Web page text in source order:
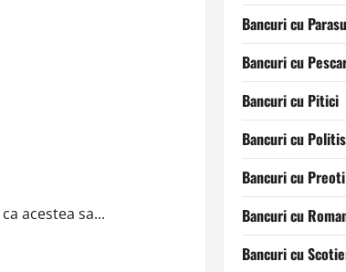
acestea sa...
Bancuri cu
Bancuri cu
Bancuri cu Pitici
Bancuri cu
Bancuri cu Preoti
Bancuri cu
Bancuri cu